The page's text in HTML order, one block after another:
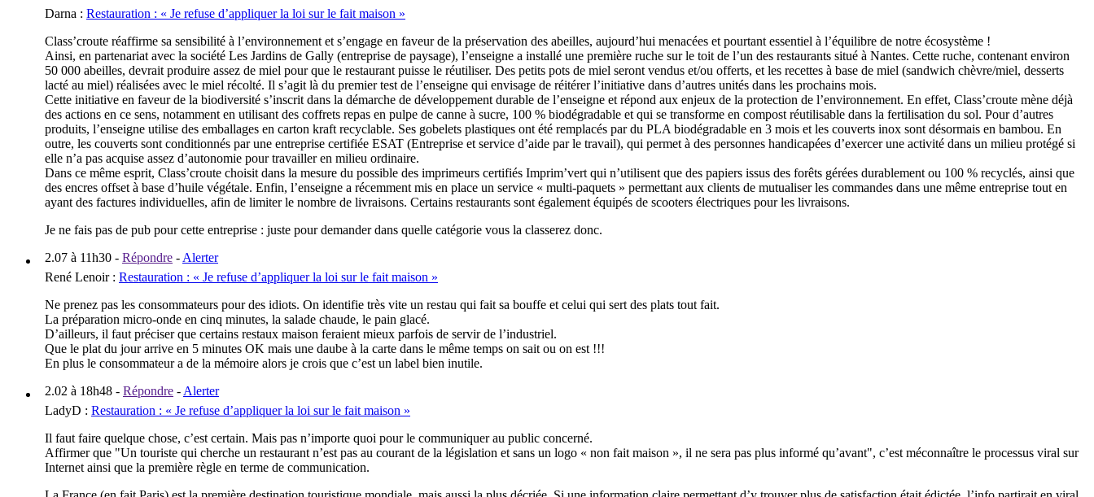
Darna : Restauration : « Je refuse d’appliquer la loi sur le fait maison »
Class’croute réaffirme sa sensibilité à l’environnement et s’engage en faveur de la préservation des abeilles, aujourd’hui menacées et pourtant essentiel à l’équilibre de notre écosystème !
Ainsi, en partenariat avec la société Les Jardins de Gally (entreprise de paysage), l’enseigne a installé une première ruche sur le toit de l’un des restaurants situé à Nantes. Cette ruche, contenant environ
50 000 abeilles, devrait produire assez de miel pour que le restaurant puisse le réutiliser. Des petits pots de miel seront vendus et/ou offerts, et les recettes à base de miel (sandwich chèvre/miel, desserts
lacté au miel) réalisées avec le miel récolté. Il s’agit là du premier test de l’enseigne qui envisage de réitérer l’initiative dans d’autres unités dans les prochains mois.
Cette initiative en faveur de la biodiversité s’inscrit dans la démarche de développement durable de l’enseigne et répond aux enjeux de la protection de l’environnement. En effet, Class’croute mène déjà
des actions en ce sens, notamment en utilisant des coffrets repas en pulpe de canne à sucre, 100 % biodégradable et qui se transforme en compost réutilisable dans la fertilisation du sol. Pour d’autres
produits, l’enseigne utilise des emballages en carton kraft recyclable. Ses gobelets plastiques ont été remplacés par du PLA biodégradable en 3 mois et les couverts inox sont désormais en bambou. En
outre, les couverts sont conditionnés par une entreprise certifiée ESAT (Entreprise et service d’aide par le travail), qui permet à des personnes handicapées d’exercer une activité dans un milieu protégé si
elle n’a pas acquise assez d’autonomie pour travailler en milieu ordinaire.
Dans ce même esprit, Class’croute choisit dans la mesure du possible des imprimeurs certifiés Imprim’vert qui n’utilisent que des papiers issus des forêts gérées durablement ou 100 % recyclés, ainsi que
des encres offset à base d’huile végétale. Enfin, l’enseigne a récemment mis en place un service « multi-paquets » permettant aux clients de mutualiser les commandes dans une même entreprise tout en
ayant des factures individuelles, afin de limiter le nombre de livraisons. Certains restaurants sont également équipés de scooters électriques pour les livraisons.
Je ne fais pas de pub pour cette entreprise : juste pour demander dans quelle catégorie vous la classerez donc.
2.07 à 11h30 - Répondre - Alerter
René Lenoir: Restauration : « Je refuse d’appliquer la loi sur le fait maison »
Ne prenez pas les consommateurs pour des idiots. On identifie très vite un restau qui fait sa bouffe et celui qui sert des plats tout fait.
La préparation micro-onde en cinq minutes, la salade chaude, le pain glacé.
D’ailleurs, il faut préciser que certains restaux maison feraient mieux parfois de servir de l’industriel.
Que le plat du jour arrive en 5 minutes OK mais une daube à la carte dans le même temps on sait ou on est !!!
En plus le consommateur a de la mémoire alors je crois que c’est un label bien inutile.
2.02 à 18h48 - Répondre - Alerter
LadyD : Restauration : « Je refuse d’appliquer la loi sur le fait maison »
Il faut faire quelque chose, c’est certain. Mais pas n’importe quoi pour le communiquer au public concerné.
Affirmer que "Un touriste qui cherche un restaurant n’est pas au courant de la législation et sans un logo « non fait maison », il ne sera pas plus informé qu’avant", c’est méconnaître le processus viral sur
Internet ainsi que la première règle en terme de communication.